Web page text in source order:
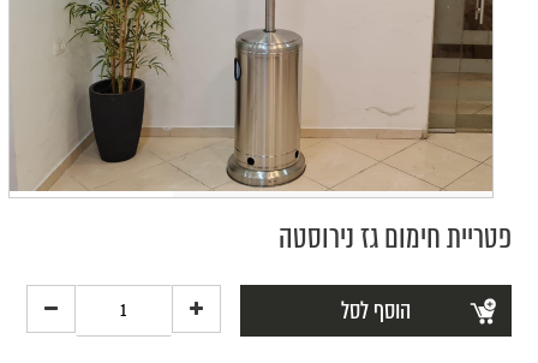
פטריית חימום גז נירוסטה
הוסף לסל